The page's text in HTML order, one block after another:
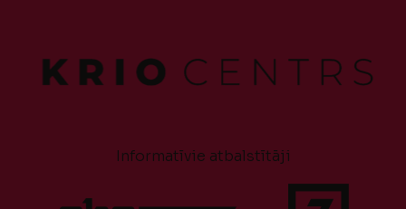
Informatīvie atbalstītāji